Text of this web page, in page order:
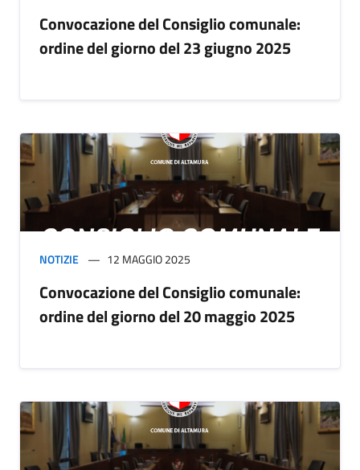
Convocazione del Consiglio comunale:
ordine del giorno del 23 giugno 2025
NOTIZIE 12 MAGGIO 2025
Convocazione del Consiglio comunale:
ordine del giorno del 20 maggio 2025